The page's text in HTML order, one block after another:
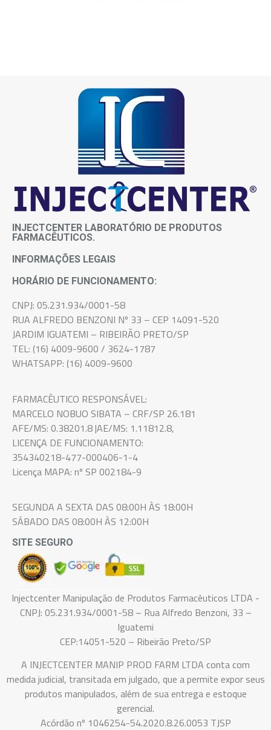
INJECTCENTER LABORATÓRIO DE PRODUTOS
FARMACÊUTICOS.
INFORMAÇÕES LEGAIS
HORÁRIO DE FUNCIONAMENTO:
CNPJ: 05.231.934/0001-58
RUA ALFREDO BENZONI Nº 33 – CEP 14091-520
JARDIM IGUATEMI – RIBEIRÃO PRETO/SP
TEL: (16) 4009-9600 / 3624-1787
WHATSAPP: (16) 4009-9600
FARMACÊUTICO RESPONSÁVEL:
MARCELO NOBUO SIBATA – CRF/SP 26.181
AFE/MS: 0.38201.8 |AE/MS: 1.11812.8,
LICENÇA DE FUNCIONAMENTO:
354340218-477-000406-1-4
Licença MAPA: nº SP 002184-9
SEGUNDA A SEXTA DAS 08:00H ÀS 18:00H
SÁBADO DAS 08:00H ÀS 12:00H
SITE SEGURO
Injectcenter Manipulação de Produtos Farmacêuticos LTDA -
CNPJ: 05.231.934/0001-58 – Rua Alfredo Benzoni, 33 –
Iguatemi
CEP:14051-520 – Ribeirão Preto/SP
A INJECTCENTER MANIP PROD FARM LTDA conta com
medida judicial, transitada em julgado, que a permite expor seus
produtos manipulados, além de sua entrega e estoque
gerencial.
Acórdão nº 1046254-54.2020.8.26.0053 TJSP